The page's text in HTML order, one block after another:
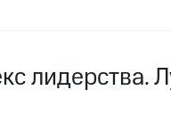
лидерства.